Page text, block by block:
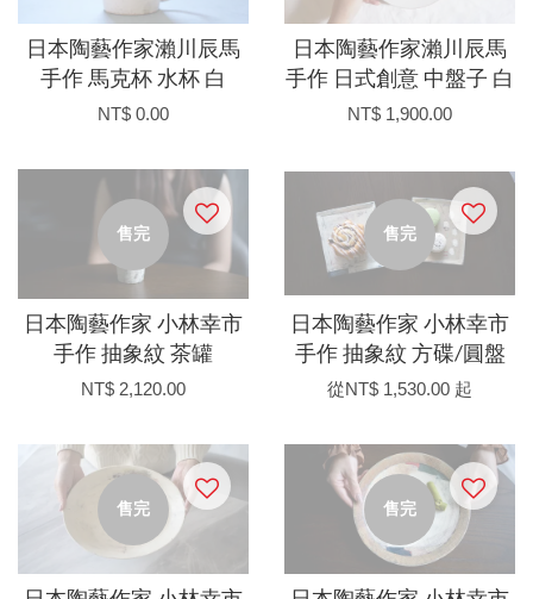
日本陶藝作家瀨川辰馬
手作 馬克杯 水杯 白
NT$ 0.00
日本陶藝作家瀨川辰馬
手作 日式創意 中盤子 白
NT$ 1,900.00
售完
日本陶藝作家 小林幸市
手作 抽象紋 茶罐
NT$ 2,120.00
售完
日本陶藝作家 小林幸市
手作 抽象紋 方碟/圓盤
從NT$ 1,530.00 起
售完 售完